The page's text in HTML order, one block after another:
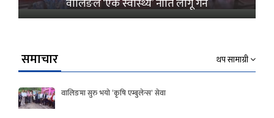
समाचार थप सामाग्री
वालिङमा सुरु भयो ‘कृषि एम्बुलेन्स’ सेवा